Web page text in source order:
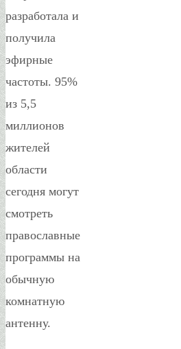
разработала и
получила
эфирные
частоты. 95%
из 5,5
миллионов
жителей
области
сегодня могут
смотреть
православные
программы на
обычную
комнатную
антенну.